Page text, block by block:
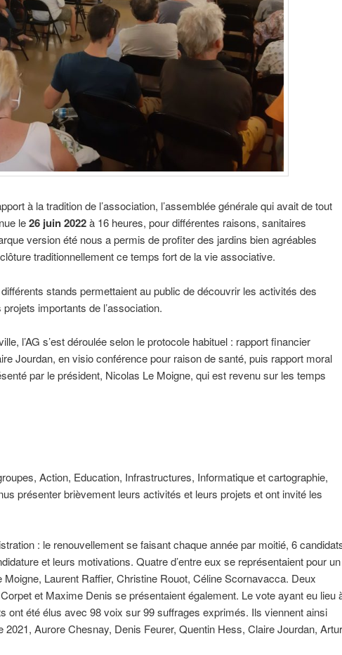
à la tradition de l’association, l’assemblée générale qui avait de tout
le26 juin 2022à 16 heures, pour différentes raisons, sanitaires
version été nous a permis de profiter des jardins bien agréables
traditionnellement ce temps fort de la vie associative.
stands permettaient au public de découvrir les activités des
importants de l’association.
l’AG s’est déroulée selon le protocole habituel : rapport financier
Jourdan, en visio conférence pour raison de santé, puis rapport moral
par le président, Nicolas Le Moigne, qui est revenu sur les temps
Action, Education, Infrastructures, Informatique et cartographie,
présenter brièvement leurs activités et leurs projets et ont invité les
: le renouvellement se faisant chaque année par moitié, 6
et leurs motivations. Quatre d’entre eux se représentaient pour un
Laurent Raffier, Christine Rouot, Céline Scornavacca. Deux
et Maxime Denis se présentaient également. Le vote ayant eu lieu
ont été élus avec 98 voix sur 99 suffrages exprimés. Ils viennent ainsi
2021, Aurore Chesnay, Denis Feurer, Quentin Hess, Claire Jourdan, Artur